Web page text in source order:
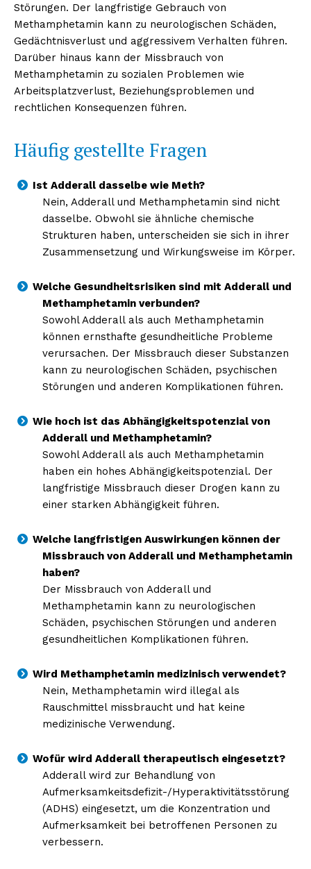
Inhalte
Störungen. Der langfristige Gebrauch von
Methamphetamin kann zu neurologischen Schäden,
Gedächtnisverlust und aggressivem Verhalten führen.
Darüber hinaus kann der Missbrauch von
Methamphetamin zu sozialen Problemen wie
Arbeitsplatzverlust, Beziehungsproblemen und
rechtlichen Konsequenzen führen.
Häufig gestellte Fragen
Ist Adderall dasselbe wie Meth?
Nein, Adderall und Methamphetamin sind nicht
dasselbe. Obwohl sie ähnliche chemische
Strukturen haben, unterscheiden sie sich in ihrer
Zusammensetzung und Wirkungsweise im Körper.
Welche Gesundheitsrisiken sind mit Adderall und
Methamphetamin verbunden?
Sowohl Adderall als auch Methamphetamin
können ernsthafte gesundheitliche Probleme
verursachen. Der Missbrauch dieser Substanzen
kann zu neurologischen Schäden, psychischen
Störungen und anderen Komplikationen führen.
Wie hoch ist das Abhängigkeitspotenzial von
Adderall und Methamphetamin?
Sowohl Adderall als auch Methamphetamin
haben ein hohes Abhängigkeitspotenzial. Der
langfristige Missbrauch dieser Drogen kann zu
einer starken Abhängigkeit führen.
Welche langfristigen Auswirkungen können der
Missbrauch von Adderall und Methamphetamin
haben?
Der Missbrauch von Adderall und
Methamphetamin kann zu neurologischen
Schäden, psychischen Störungen und anderen
gesundheitlichen Komplikationen führen.
Wird Methamphetamin medizinisch verwendet?
Nein, Methamphetamin wird illegal als
Rauschmittel missbraucht und hat keine
medizinische Verwendung.
Wofür wird Adderall therapeutisch eingesetzt?
Adderall wird zur Behandlung von
Aufmerksamkeitsdefizit-/Hyperaktivitätsstörung
(ADHS) eingesetzt, um die Konzentration und
Aufmerksamkeit bei betroffenen Personen zu
verbessern.